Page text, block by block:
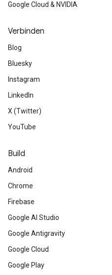
Google Cloud & NVIDIA
Verbinden
Blog
Bluesky
Instagram
LinkedIn
X (Twitter)
YouTube
Build
Android
Chrome
Firebase
Google AI Studio
Google Antigravity
Google Cloud
Google Play